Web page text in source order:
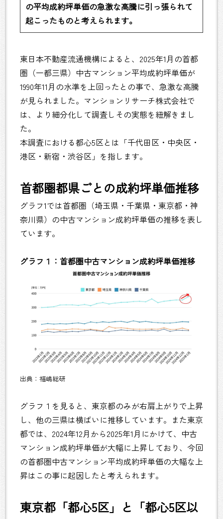
の平均成約坪単価の急激な高騰に引っ張られて
起こったものと考えられます。
東日本不動産流通機構によると、2025年1月の首都
圏（一都三県）中古マンション平均成約坪単価が
1990年11月の水準を上回ったとの事で、急激な高騰
が見られました。マンションリサーチ株式会社で
は、より細分化して調査しその実態を紐解きまし
た。
本調査における都心5区とは「千代田区・中央区・
港区・新宿・渋谷区」を指します。
首都圏都県ごとの成約坪単価推移
グラフ1では首都圏（埼玉県・千葉県・東京都・神
奈川県）の中古マンション成約坪単価の推移を表し
ています。
グラフ１：首都圏中古マンション成約坪単価推移
出典：福嶋総研
グラフ１を見ると、東京都のみが右肩上がりで上昇
し、他の三県は横ばいに推移しています。また東京
都では、2024年12月から2025年1月にかけて、中古
マンション成約坪単価が大幅に上昇しており、今回
の首都圏中古マンション平均成約坪単価の大幅な上
昇はこの事に起因したと考えられます。
東京都「都心5区」と「都心5区以